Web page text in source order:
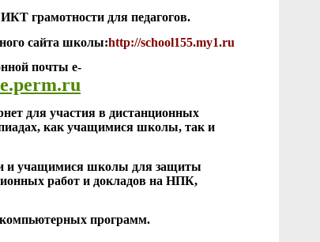
грамотности для педагогов.
сайта школы:http://school155.my1.ru
почты e-
для участия в дистанционных
как учащимися школы, так и
и учащимися школы для защиты
работ и докладов на НПК,
программ.